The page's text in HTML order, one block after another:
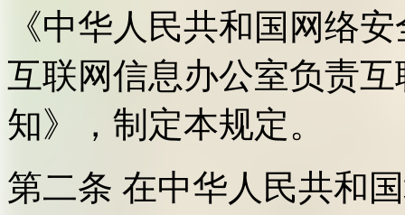
《中华人民共和国网络
互联网信息办公室负责
知》，制定本规定。
第二条 在中华人民共和